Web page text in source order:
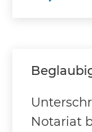
Notariat